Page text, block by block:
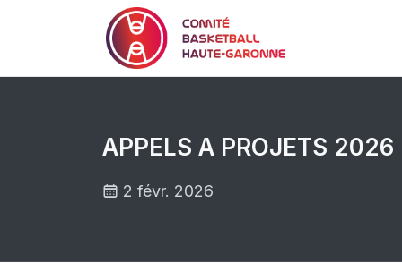
APPELS A PROJETS 2026
2 févr. 2026